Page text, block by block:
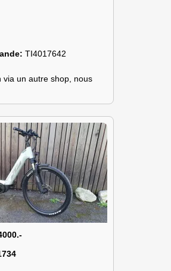
TI4017642
via un autre shop, nous